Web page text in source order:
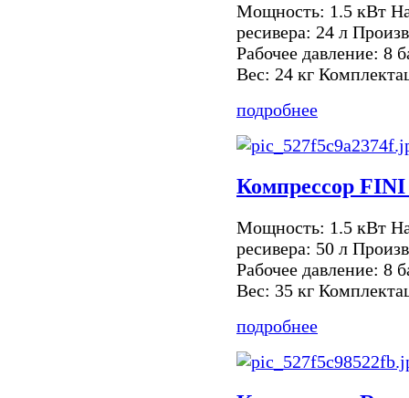
Мощность: 1.5 кВт
ресивера: 24 л
Рабочее давление: 8
Вес: 24 кг
подробнее
Компрессор
Мощность: 1.5 кВт
ресивера: 50 л
Рабочее давление: 8
Вес: 35 кг
подробнее